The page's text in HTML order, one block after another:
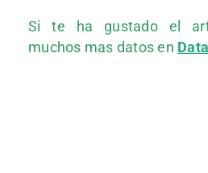
Si te ha gustado el
muchos mas datos en